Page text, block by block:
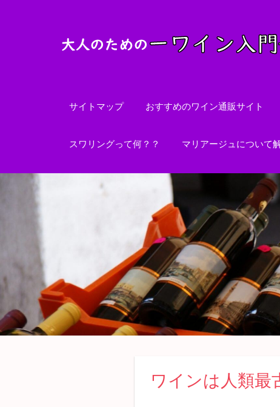
サイトマップ おすすめのワイン通販サイト
スワリングって何？？ マリアージュについて
ワインは人類最